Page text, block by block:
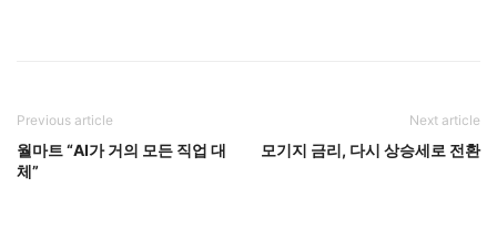
Previous article
월마트 “AI가 거의 모든 직업 대
체”
Next article
모기지 금리, 다시 상승세로 전환